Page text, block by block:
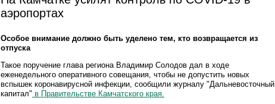
аэропортах
Особое внимание должно быть уделено тем, кто возвращается из
отпуска
Такое поручение глава региона Владимир Солодов дал в ходе
еженедельного оперативного совещания, чтобы не допустить новых
вспышек коронавирусной инфекции, сообщили журналу "Дальневосточный
капитал" в Правительстве Камчатского края.